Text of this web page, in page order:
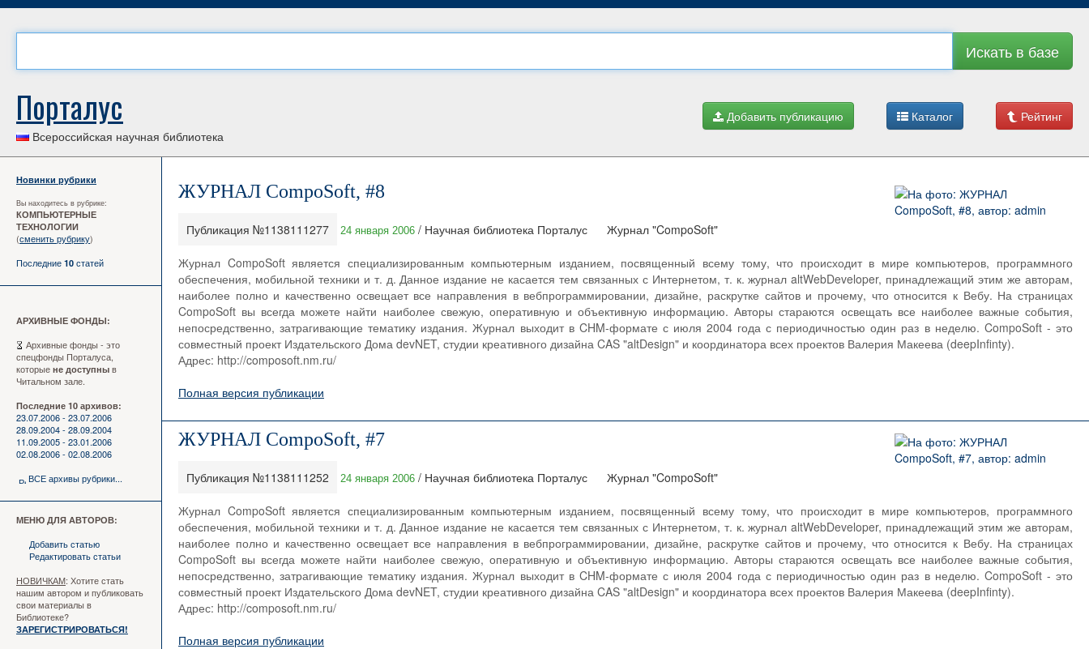
Искать в базе
Рейтинг
Каталог
Добавить публикацию
Порталус
Всероссийская научная библиотека
Новинки рубрики
Вы находитесь в рубрике:
КОМПЬЮТЕРНЫЕ
ТЕХНОЛОГИИ
(сменить рубрику)
Последние 10 статей
АРХИВНЫЕ ФОНДЫ:
Архивные фонды - это
спецфонды Порталуса,
которые не доступны в
Читальном зале.
Последние 10 архивов:
23.07.2006 - 23.07.2006
28.09.2004 - 28.09.2004
11.09.2005 - 23.01.2006
02.08.2006 - 02.08.2006
ВСЕ архивы рубрики...
МЕНЮ ДЛЯ АВТОРОВ:
Добавить статью
Редактировать статьи
НОВИЧКАМ: Хотите стать
нашим автором и публиковать
свои материалы в
Библиотеке?
ЗАРЕГИСТРИРОВАТЬСЯ!
ЖУРНАЛ CompoSoft, #8
Публикация №1138111277 24 января 2006 / Научная библиотека Порталус Журнал "CompoSoft"
Журнал CompoSoft является специализированным компьютерным изданием, посвященный всему тому, что происходит в мире компьютеров, программного
обеспечения, мобильной техники и т. д. Данное издание не касается тем связанных с Интернетом, т. к. журнал altWebDeveloper, принадлежащий этим же авторам,
наиболее полно и качественно освещает все направления в вебпрограммировании, дизайне, раскрутке сайтов и прочему, что относится к Вебу. На страницах
CompoSoft вы всегда можете найти наиболее свежую, оперативную и объективную информацию. Авторы стараются освещать все наиболее важные события,
непосредственно, затрагивающие тематику издания. Журнал выходит в CHM-формате с июля 2004 года с периодичностью один раз в неделю. CompoSoft - это
совместный проект Издательского Дома devNET, студии креативного дизайна CAS "altDesign" и координатора всех проектов Валерия Макеева (deepInfinty).
Адрес: http://composoft.nm.ru/
Полная версия публикации
ЖУРНАЛ CompoSoft, #7
Публикация №1138111252 24 января 2006 / Научная библиотека Порталус Журнал "CompoSoft"
Журнал CompoSoft является специализированным компьютерным изданием, посвященный всему тому, что происходит в мире компьютеров, программного
обеспечения, мобильной техники и т. д. Данное издание не касается тем связанных с Интернетом, т. к. журнал altWebDeveloper, принадлежащий этим же авторам,
наиболее полно и качественно освещает все направления в вебпрограммировании, дизайне, раскрутке сайтов и прочему, что относится к Вебу. На страницах
CompoSoft вы всегда можете найти наиболее свежую, оперативную и объективную информацию. Авторы стараются освещать все наиболее важные события,
непосредственно, затрагивающие тематику издания. Журнал выходит в CHM-формате с июля 2004 года с периодичностью один раз в неделю. CompoSoft - это
совместный проект Издательского Дома devNET, студии креативного дизайна CAS "altDesign" и координатора всех проектов Валерия Макеева (deepInfinty).
Адрес: http://composoft.nm.ru/
Полная версия публикации